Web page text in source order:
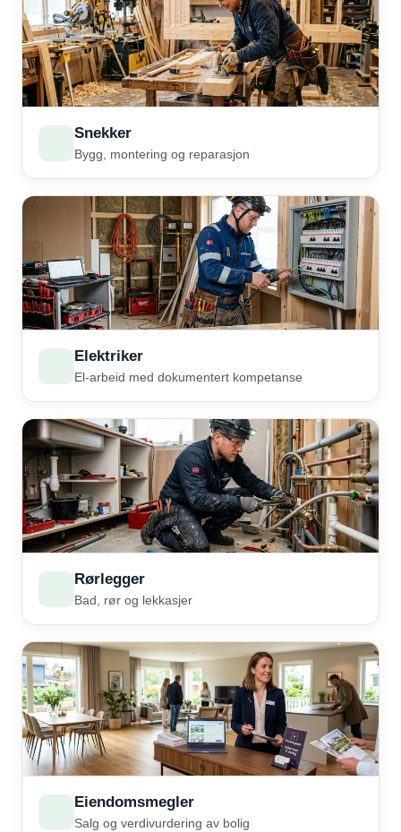
Snekker
Bygg, montering og reparasjon
Elektriker
El-arbeid med dokumentert kompetanse
Rørlegger
Bad, rør og lekkasjer
Eiendomsmegler
Salg og verdivurdering av bolig